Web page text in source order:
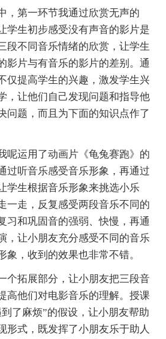
，第一环节我通过欣赏无声的
学生初步感受没有声音的影片是
段不同音乐情绪的欣赏，让学生
影片与有音乐的影片的差别。通
仅提高学生的兴趣，激发学生兴
，让他们自己发现问题和指导他
问题，而且为下面的知识点作了
呢运用了动画片《龟兔赛跑》的
过听音乐感受音乐形象，再通过
学生根据音乐形象来挑选小乐
一走，反复感受两段音乐不同的
习和巩固音的强弱、快慢，再通
，让小朋友充分感受不同的音乐
象，收到的效果也非常不错。
个拓展部分，让小朋友把三段音
高他们对电影音乐的理解。授课
了麻烦”的假设，让小朋友帮助
形式，既发挥了小朋友乐于助人